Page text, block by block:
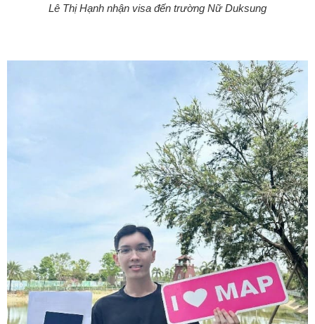
Lê Thị Hạnh nhận visa đến trường Nữ Duksung